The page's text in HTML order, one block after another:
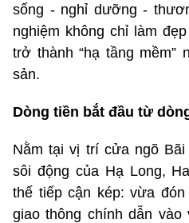
sống - nghỉ dưỡng -
nghiệm không chỉ làm
trở thành “hạ tầng mềm”
sản.
Dòng tiền bắt đầu từ
Nằm tại vị trí cửa ngõ
sôi động của Hạ Long,
thế tiếp cận kép: vừa
giao thông chính dẫn